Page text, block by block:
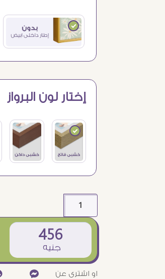
إختار لون البرواز
456
جنيه
او اشترى عن
¥